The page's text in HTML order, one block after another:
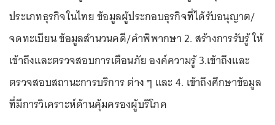
ประเภทธุรกิจในไทย ข้อมูลผู้ประกอบธุรกิจที่ได้รับอนุญาต/
จดทะเบียน ข้อมูลสำนวนคดี/คำพิพากษา 2. สร้างการรับรู้ ให้
เข้าถึงและตรวจสอบการเตือนภัย องค์ความรู้ 3.เข้าถึงและ
ตรวจสอบสถานะการบริการ ต่าง ๆ และ 4. เข้าถึงศึกษาข้อมูล
ที่มีการวิเคราะห์ด้านคุ้มครองผู้บริโภค